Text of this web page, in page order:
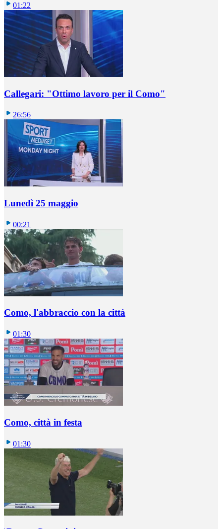
01:22
Callegari: "Ottimo lavoro per il Como"
26:56
Lunedì 25 maggio
00:21
Como, l'abbraccio con la città
01:30
Como, città in festa
01:30